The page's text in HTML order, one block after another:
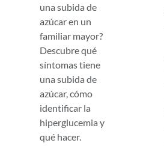
una subida de
azúcar en un
familiar mayor?
Descubre qué
síntomas tiene
una subida de
azúcar, cómo
identificar la
hiperglucemia y
qué hacer.